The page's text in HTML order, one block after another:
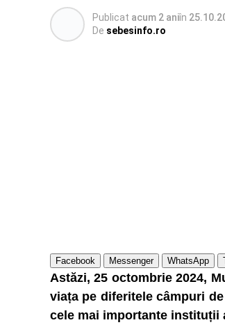
Publicat acum 2 aniîn
De sebesinfo.ro
Facebook Messenger WhatsApp
Astăzi, 25 octombrie 2024,
viața pe diferitele câmpuri
cele mai importante instituții